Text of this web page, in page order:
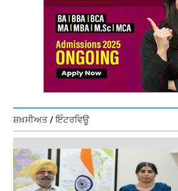
ਸ਼ਖ਼ਸੀਅਤ / ਇੰਟਰਵਿਊ